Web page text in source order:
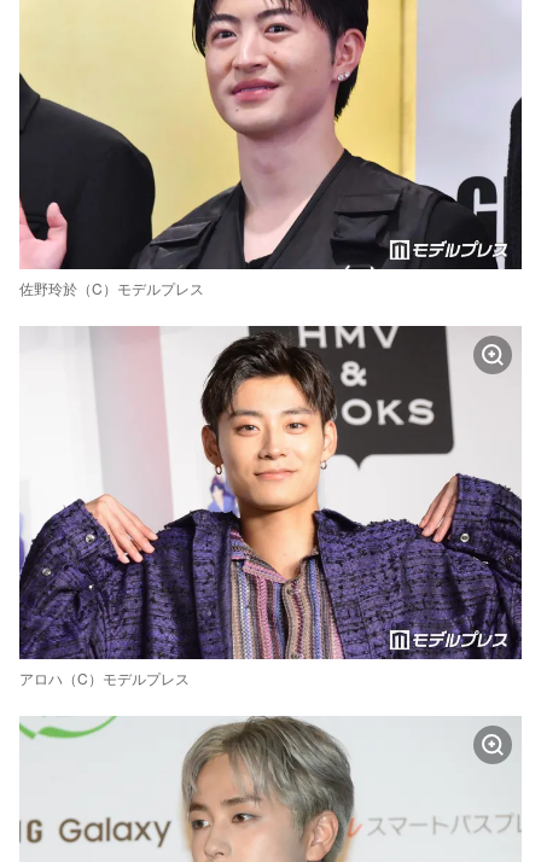
佐野玲於（C）モデルプレス
アロハ（C）モデルプレス